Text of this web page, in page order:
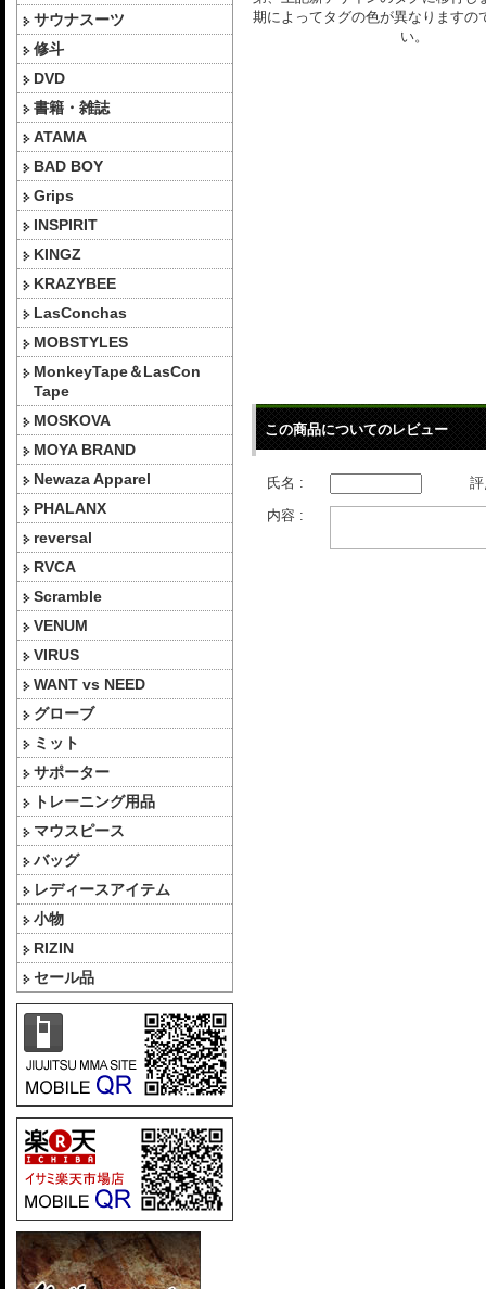
サウナスーツ
修斗
DVD
書籍・雑誌
ATAMA
BAD BOY
Grips
INSPIRIT
KINGZ
KRAZYBEE
LasConchas
MOBSTYLES
MonkeyTape＆LasCon
Tape
MOSKOVA
MOYA BRAND
Newaza Apparel
PHALANX
reversal
RVCA
Scramble
VENUM
VIRUS
WANT vs NEED
グローブ
ミット
サポーター
トレーニング用品
マウスピース
バッグ
レディースアイテム
小物
RIZIN
セール品
期によってタグの色が異なりますの
い。
この商品についてのレビュー
氏名 :
内容 :